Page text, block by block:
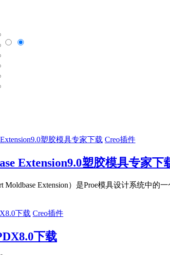
Creo插件
Extension9.0塑胶模具专家下
Moldbase Extension）是Proe模具设计系统中
Creo插件
下载